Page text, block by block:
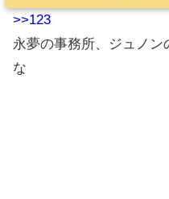
>>123
永夢の事務所、ジュノ
な